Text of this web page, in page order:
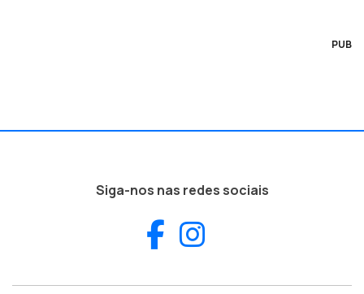
PUB
Siga-nos nas redes sociais
Facebook